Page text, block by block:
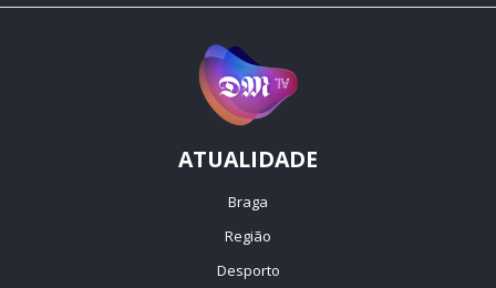
ATUALIDADE
Braga
Região
Desporto